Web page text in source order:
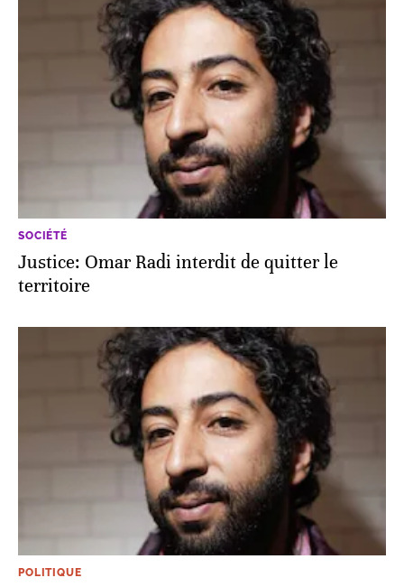
SOCIÉTÉ
Justice: Omar Radi interdit de quitter le
territoire
POLITIQUE